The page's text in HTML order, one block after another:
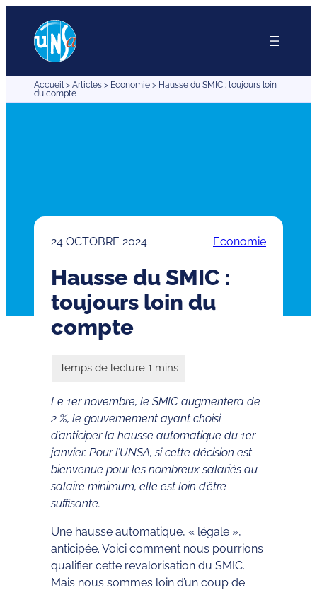
contenu
Accueil> Articles > Economie > Hausse du SMIC : toujours loin
du compte
24 OCTOBRE 2024 Economie
Hausse du SMIC :
toujours loin du
compte
Le 1er novembre, le SMIC augmentera de
2 %, le gouvernement ayant choisi
d’anticiper la hausse automatique du 1er
janvier. Pour l’UNSA, si cette décision est
bienvenue pour les nombreux salariés au
salaire minimum, elle est loin d’être
suffisante.
Une hausse automatique, « légale »,
anticipée. Voici comment nous pourrions
qualifier cette revalorisation du SMIC.
Mais nous sommes loin d’un coup de